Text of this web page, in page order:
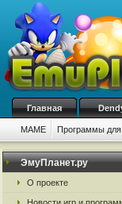
Главная
MAME Программы для
ЭмуПланет.ру
О проекте